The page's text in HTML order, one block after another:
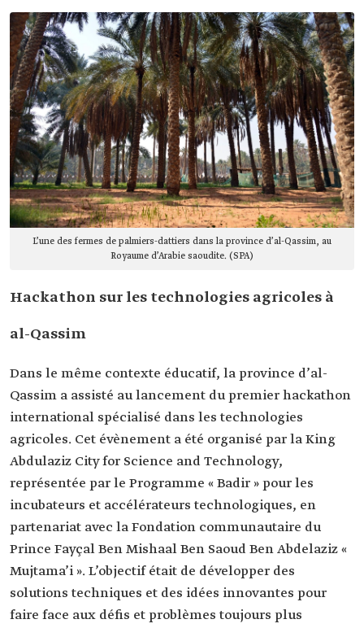
L’une des fermes de palmiers-dattiers dans la province d’al-Qassim, au
Royaume d’Arabie saoudite. (SPA)
Hackathon sur les technologies agricoles à
al-Qassim
Dans le même contexte éducatif, la province d’al-
Qassim a assisté au lancement du premier hackathon
international spécialisé dans les technologies
agricoles. Cet évènement a été organisé par la King
Abdulaziz City for Science and Technology,
représentée par le Programme « Badir » pour les
incubateurs et accélérateurs technologiques, en
partenariat avec la Fondation communautaire du
Prince Fayçal Ben Mishaal Ben Saoud Ben Abdelaziz «
Mujtama’i ». L’objectif était de développer des
solutions techniques et des idées innovantes pour
faire face aux défis et problèmes toujours plus